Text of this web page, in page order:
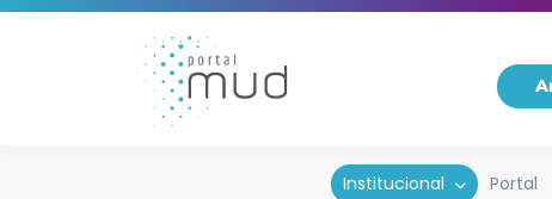
Institucional Portal